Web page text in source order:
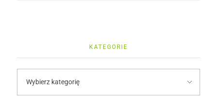
KATEGORIE